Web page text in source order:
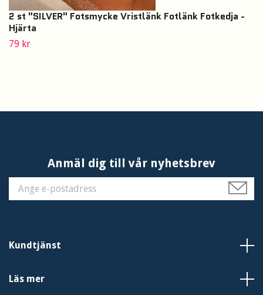
2 st "SILVER" Fotsmycke Vristlänk Fotlänk Fotkedja -
Hjärta
79 kr
Anmäl dig till vår nyhetsbrev
Kundtjänst
Läs mer